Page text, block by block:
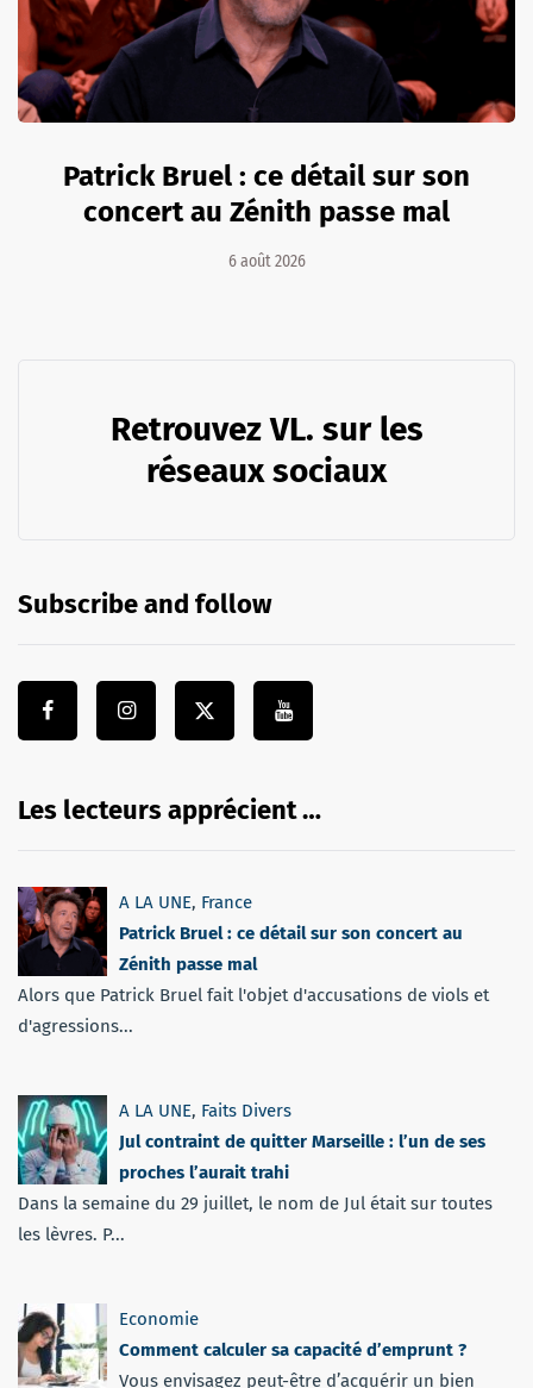
Patrick Bruel : ce détail sur son
concert au Zénith passe mal
6 août 2026
Retrouvez VL. sur les
réseaux sociaux
Subscribe and follow
Les lecteurs apprécient …
A LA UNE, France
Patrick Bruel : ce détail sur son concert au
Zénith passe mal
Alors que Patrick Bruel fait l'objet d'accusations de viols et
d'agressions...
A LA UNE, Faits Divers
Jul contraint de quitter Marseille : l’un de ses
proches l’aurait trahi
Dans la semaine du 29 juillet, le nom de Jul était sur toutes
les lèvres. P...
Economie
Comment calculer sa capacité d’emprunt ?
Vous envisagez peut-être d’acquérir un bien